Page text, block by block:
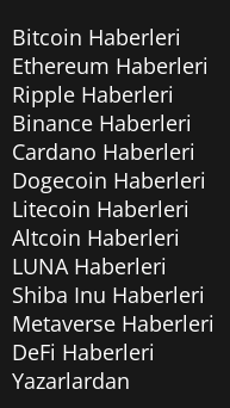
Bitcoin Haberleri
Ethereum Haberleri
Ripple Haberleri
Binance Haberleri
Cardano Haberleri
Dogecoin Haberleri
Litecoin Haberleri
Altcoin Haberleri
LUNA Haberleri
Shiba Inu Haberleri
Metaverse Haberleri
DeFi Haberleri
Yazarlardan